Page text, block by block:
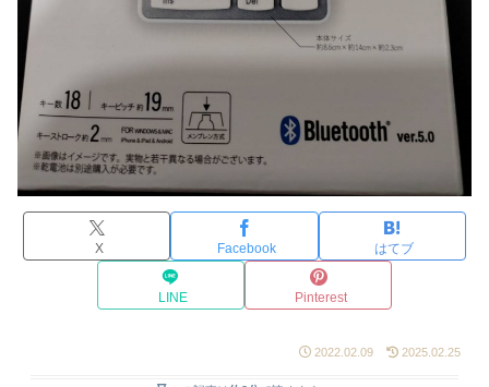
X Facebook はてブ
LINE Pinterest
2022.02.09 2025.02.25